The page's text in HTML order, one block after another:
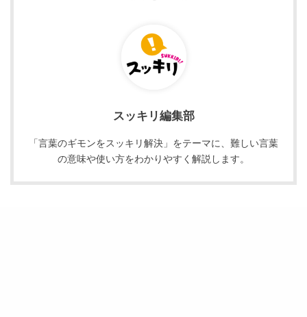
スッキリ編集部
「言葉のギモンをスッキリ解決」をテーマに、難しい言葉
の意味や使い方をわかりやすく解説します。